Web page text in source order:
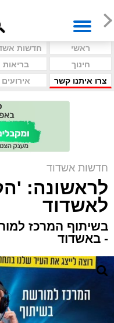
ראשי חדשות
חינוך
בריאות
צרו איתנו קשר
אירועים
חדשות אשדוד
לראשונה:
לאשדוד
בשיתוף המרכז
- באשדוד